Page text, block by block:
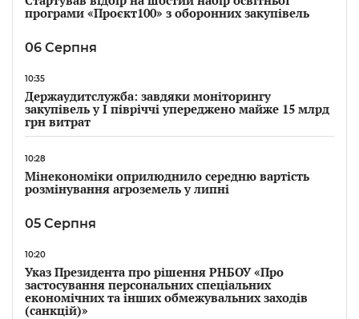
програми «Проєкт100» з оборонних закупівель
06 Серпня
10:35
Держаудитслужба: завдяки моніторингу
закупівель у І півріччі упереджено майже 15 млрд
грн витрат
10:28
Мінекономіки оприлюднило середню вартість
розмінування агроземель у липні
05 Серпня
10:20
Указ Президента про рішення РНБОУ «Про
застосування персональних спеціальних
економічних та інших обмежувальних заходів
(санкцій)»